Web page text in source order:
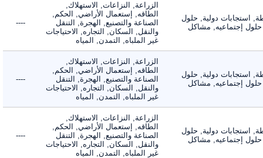
استجابات دولية, حلول
إجتماعيه, مشاكل
الزراعة, النزاعات, الاستهلاك,
الطاقه, إستعمال الأراضي, الحكم,
الصناعة والتصنيع, الهجرة, التنقل
والنقل, السكان, التجاره, الاحتياجات
غير الملباه, التمدن, المياه
----
استجابات دولية, حلول
إجتماعيه, مشاكل
الزراعة, النزاعات, الاستهلاك,
الطاقه, إستعمال الأراضي, الحكم,
الصناعة والتصنيع, الهجرة, التنقل
والنقل, السكان, التجاره, الاحتياجات
غير الملباه, التمدن, المياه
----
استجابات دولية, حلول
إجتماعيه, مشاكل
الزراعة, النزاعات, الاستهلاك,
الطاقه, إستعمال الأراضي, الحكم,
الصناعة والتصنيع, الهجرة, التنقل
والنقل, السكان, التجاره, الاحتياجات
غير الملباه, التمدن, المياه
----